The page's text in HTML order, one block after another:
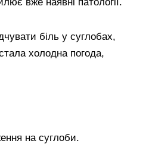
біль у суглобах,
холодна погода,
на суглоби.